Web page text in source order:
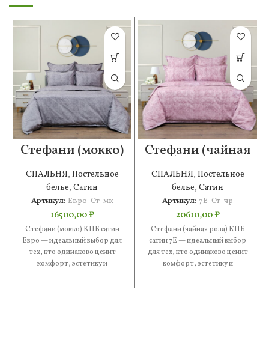
Стефани (мокко)
КПБ сатин Евро
СПАЛЬНЯ, Постельное
белье, Сатин
Артикул: Евро-Ст-мк
16500,00₽
Стефани (мокко) КПБ сатин
Евро — идеальный выбор для
тех, кто одинаково ценит
комфорт, эстетику и
практичность. В составе —
Стефани (чайная
роза) КПБ сатин
7Е
СПАЛЬНЯ, Постельное
белье, Сатин
Артикул: 7Е-Ст-чр
20610,00₽
Стефани (чайная роза) КПБ
сатин 7Е — идеальный выбор
для тех, кто одинаково ценит
комфорт, эстетику и
практичность. В составе